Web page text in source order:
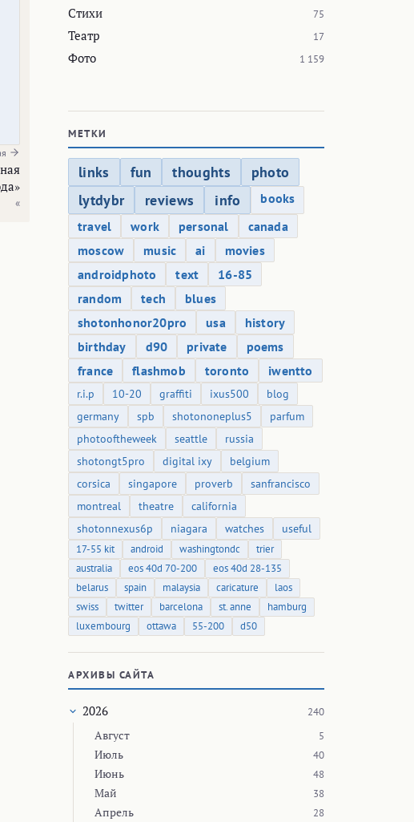
«
Стихи 75
Театр 17
Фото 1 159
МЕТКИ
links fun thoughts
photo
lytdybr
reviews info
books
travel
work personal
canada
moscow
music ai
movies
androidphoto
text
16-85
random
tech
blues
shotonhonor20pro
usa
history
birthday
d90 private
poems
france
flashmob toronto iwentto
r.i.p 10-20 graffiti ixus500
blog
germany
spb shotononeplus5
parfum
photooftheweek
seattle
russia
shotongt5pro
digital ixy
belgium
corsica
singapore proverb
sanfrancisco
montreal
theatre
california
shotonnexus6p
niagara watches useful
17-55 kit android washingtondc
trier
australia
eos 40d 70-200
eos 40d 28-135
belarus
spain malaysia caricature
laos
swiss
twitter barcelona st. anne
hamburg
luxembourg
ottawa 55-200 d50
АРХИВЫ САЙТА
2026 240
Август 5
Июль 40
Июнь 48
Май 38
Апрель 28